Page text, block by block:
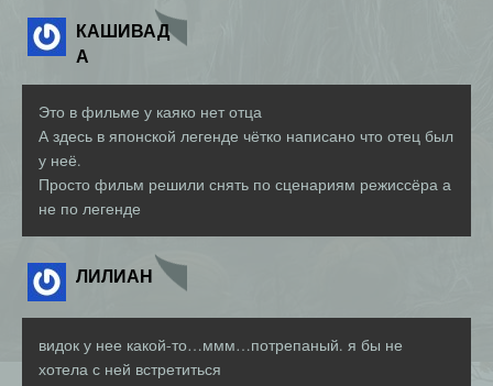
КАШИВАД
А
Это в фильме у каяко нет отца
А здесь в японской легенде чётко написано что отец был
у неё.
Просто фильм решили снять по сценариям режиссёра а
не по легенде
ЛИЛИАН
видок у нее какой-то…ммм…потрепаный. я бы не
хотела с ней встретиться